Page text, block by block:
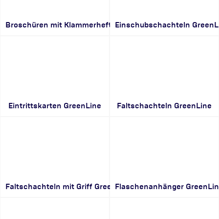
Broschüren mit Klammerheftung GreenLine
Einschubschachteln
Eintrittskarten GreenLine Faltschachteln GreenLine
Faltschachteln mit Griff GreenLineFlaschenanhänger